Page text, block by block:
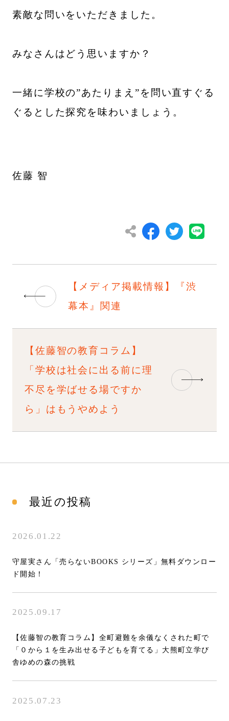
素敵な問いをいただきました。
みなさんはどう思いますか？
一緒に学校の”あたりまえ”を問い直すぐる
ぐるとした探究を味わいましょう。
佐藤 智
【メディア掲載情報】『渋
幕本』関連
【佐藤智の教育コラム】
「学校は社会に出る前に理
不尽を学ばせる場ですか
ら」はもうやめよう
最近の投稿
2026.01.22
守屋実さん「売らないBOOKS シリーズ」無料ダウンロー
ド開始！
2025.09.17
【佐藤智の教育コラム】全町避難を余儀なくされた町で
「０から１を生み出せる子どもを育てる」大熊町立学び
舎ゆめの森の挑戦
2025.07.23